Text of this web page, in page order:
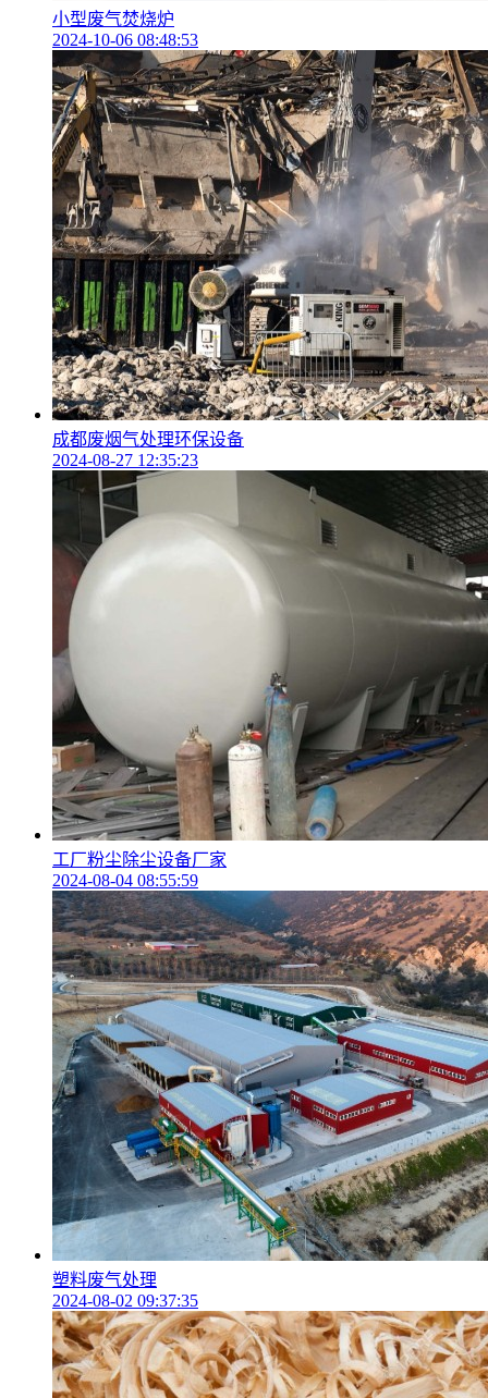
小型废气焚烧炉
2024-10-06 08:48:53
成都废烟气处理环保设备
2024-08-27 12:35:23
工厂粉尘除尘设备厂家
2024-08-04 08:55:59
塑料废气处理
2024-08-02 09:37:35